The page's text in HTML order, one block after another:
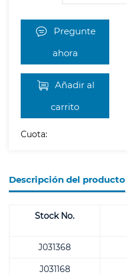
Pregunte
ahora
Añadir al
carrito
Cuota:
Descripción del producto
Stock No.
J031368
J031168